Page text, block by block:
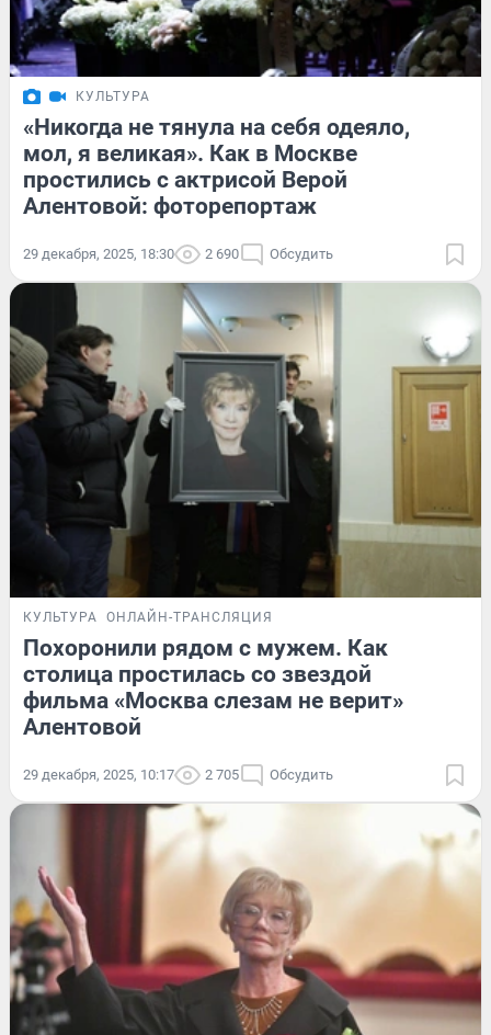
КУЛЬТУРА
«Никогда не тянула на себя одеяло,
мол, я великая». Как в Москве
простились с актрисой Верой
Алентовой: фоторепортаж
29 декабря, 2025, 18:30 2 690 Обсудить
КУЛЬТУРА ОНЛАЙН-ТРАНСЛЯЦИЯ
Похоронили рядом с мужем. Как
столица простилась со звездой
фильма «Москва слезам не верит»
Алентовой
29 декабря, 2025, 10:17 2 705 Обсудить